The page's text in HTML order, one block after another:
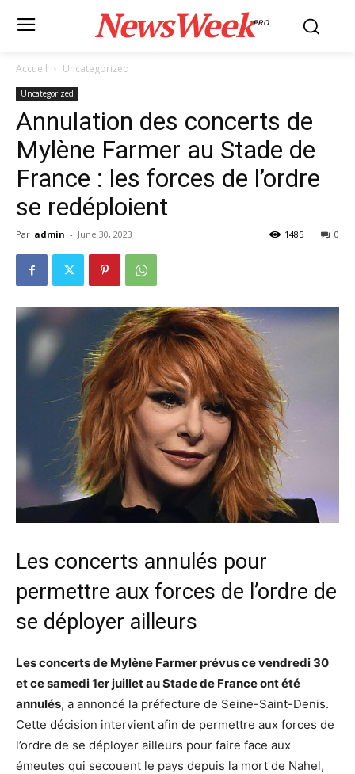
NewsWeekPRO
Accueil Uncategorized
Uncategorized
Annulation des concerts de
Mylène Farmer au Stade de
France : les forces de l’ordre
se redéploient
Par admin - June 30, 2023 0
1485
Les concerts annulés pour
permettre aux forces de l’ordre de
se déployer ailleurs
Les concerts de Mylène Farmer prévus ce vendredi 30
et ce samedi 1er juillet au Stade de France ont été
annulés, a annoncé la préfecture de Seine-Saint-Denis.
Cette décision intervient afin de permettre aux forces de
l’ordre de se déployer ailleurs pour faire face aux
émeutes qui secouent le pays depuis la mort de Nahel,